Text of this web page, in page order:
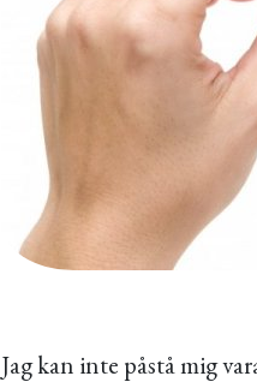
Jag kan inte påstå mig